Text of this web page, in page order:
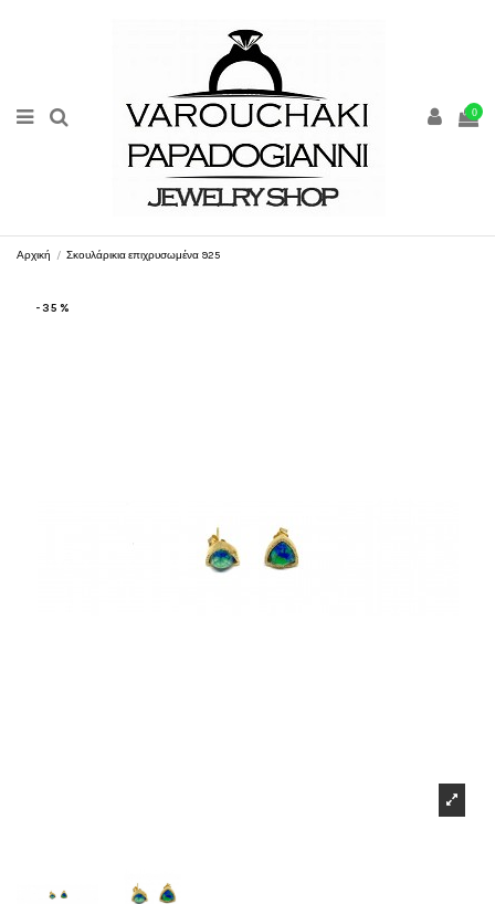
0
Αρχική Σκουλάρικια επιχρυσωμένα 925
-35%